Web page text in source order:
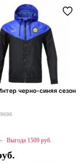
черно-синяя сезон
1509